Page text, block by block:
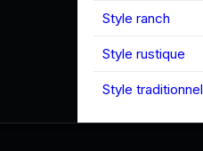
Style ranch
Style rustique
Style traditionnel